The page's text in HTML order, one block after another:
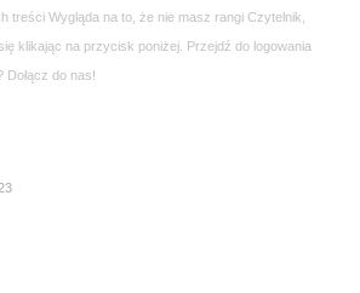
treści Wygląda na to, że nie masz rangi Czytelnik,
klikając na przycisk poniżej. Przejdź do logowania
do nas!